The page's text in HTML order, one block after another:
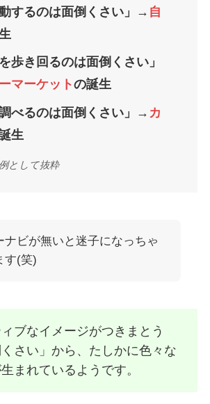
動するのは面倒くさい」→ 自
歩き回るのは面倒くさい」
マーケットの誕生
調べるのは面倒くさい」→ カ
生
として抜粋
ナビが無いと迷子になっちゃ
す(笑)
ブなイメージがつきまとう
くさい」から、たしかに色々な
まれているようです。